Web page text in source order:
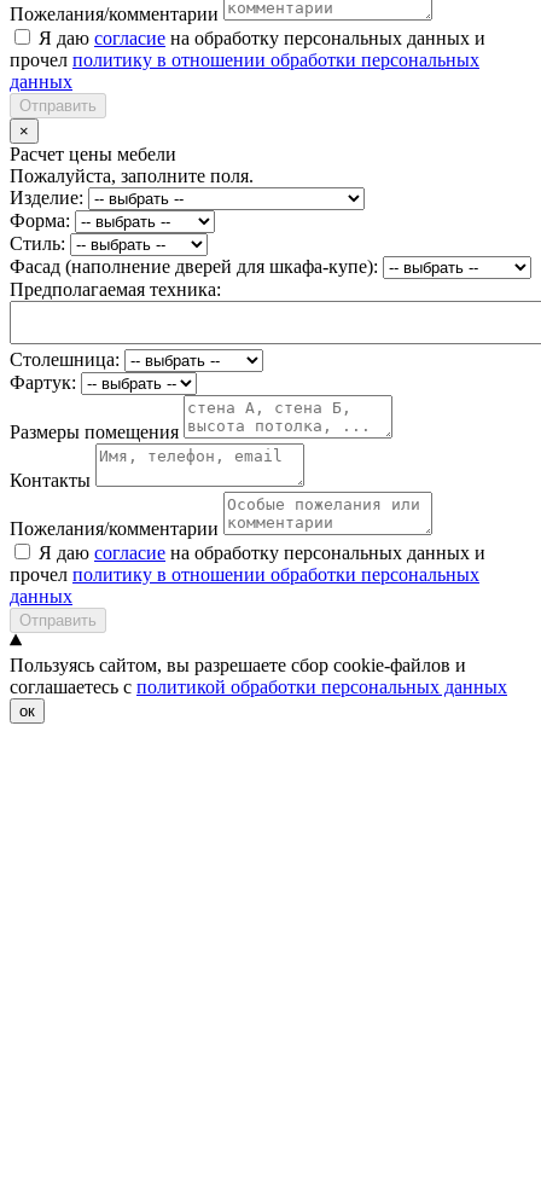
Пожелания/комментарии
Я даю согласие на обработку персональных данных и
прочел политику в отношении обработки персональных
данных
Отправить
×
Расчет цены мебели
Пожалуйста, заполните поля.
Изделие:
Форма:
Стиль:
Фасад (наполнение дверей для шкафа-купе):
Предполагаемая техника:
Столешница:
Фартук:
Размеры помещения
Контакты
Пожелания/комментарии
Я даю согласие на обработку персональных данных и
прочел политику в отношении обработки персональных
данных
Отправить
Пользуясь сайтом, вы разрешаете сбор cookie-файлов и
соглашаетесь с политикой обработки персональных данных
ок